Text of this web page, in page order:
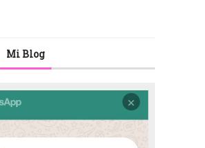
Mi Blog